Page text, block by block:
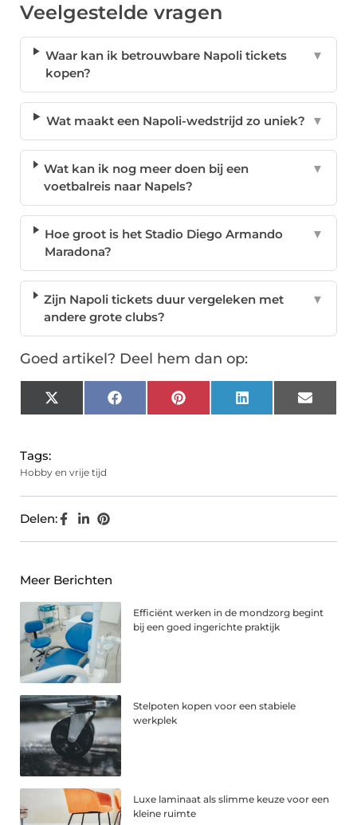
Veelgestelde vragen
Waar kan ik betrouwbare Napoli tickets
kopen?
▼
Wat maakt een Napoli-wedstrijd zo uniek? ▼
Wat kan ik nog meer doen bij een
voetbalreis naar Napels?
▼
Hoe groot is het Stadio Diego Armando
Maradona?
▼
Zijn Napoli tickets duur vergeleken met
andere grote clubs?
▼
Goed artikel? Deel hem dan op:
X
(Twitter)
FacebookPinterest LinkedIn Email
Tags:
Hobby en vrije tijd
Delen:
Meer Berichten
Efficiënt werken in de mondzorg begint
bij een goed ingerichte praktijk
Stelpoten kopen voor een stabiele
werkplek
Luxe laminaat als slimme keuze voor een
kleine ruimte